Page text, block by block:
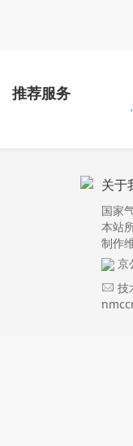
推荐服务
关于
国家
本站
制作
京
技